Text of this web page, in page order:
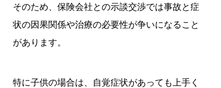
そのため、保険会社との示談交渉では事故と症
状の因果関係や治療の必要性が争いになること
があります。
特に子供の場合は、自覚症状があっても上手く